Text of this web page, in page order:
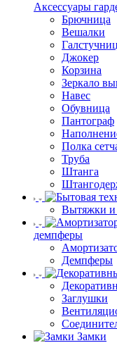
Аксессуары
Брючница
Вешалки
Джокер
Корзина
Зеркало
Навес
Обувница
Пантограф
Полка
Труба
Штанга
Вытяжки и
демпферы
Демпферы
Заглушки
Замки